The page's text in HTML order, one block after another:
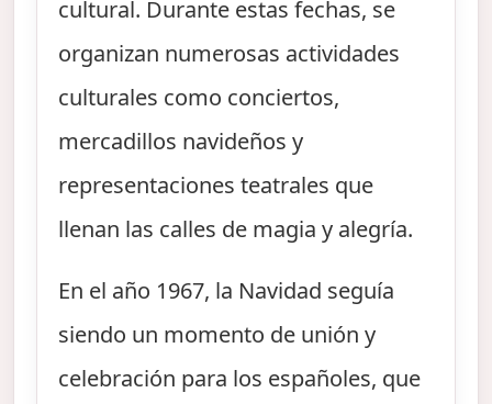
cultural. Durante estas fechas, se
organizan numerosas actividades
culturales como conciertos,
mercadillos navideños y
representaciones teatrales que
llenan las calles de magia y alegría.
En el año 1967, la Navidad seguía
siendo un momento de unión y
celebración para los españoles, que